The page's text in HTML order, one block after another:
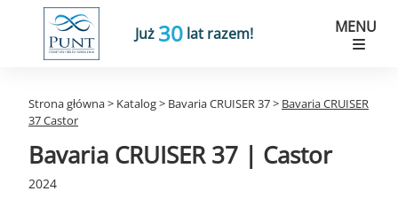
Już 30 lat razem! MENU
Strona główna> Katalog> Bavaria CRUISER 37> Bavaria CRUISER
37 Castor
Bavaria CRUISER 37 | Castor
2024